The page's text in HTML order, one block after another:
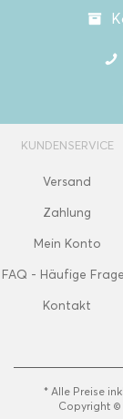
KUNDENSERVICE
Versand
Zahlung
Mein Konto
FAQ - Häufige
Kontakt
* Alle Preise
Copyright ©